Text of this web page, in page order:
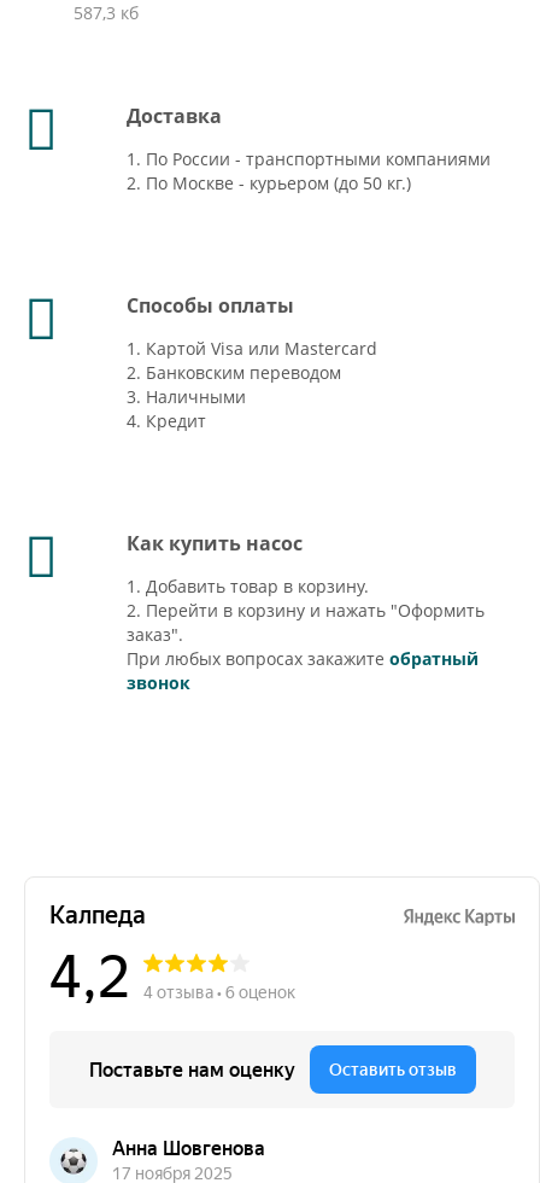
587,3 кб
Доставка
1. По России - транспортными компаниями
2. По Москве - курьером (до 50 кг.)
Способы оплаты
1. Картой Visa или Mastercard
2. Банковским переводом
3. Наличными
4. Кредит
Как купить насос
1. Добавить товар в корзину.
2. Перейти в корзину и нажать "Оформить
заказ".
При любых вопросах закажите обратный
звонок